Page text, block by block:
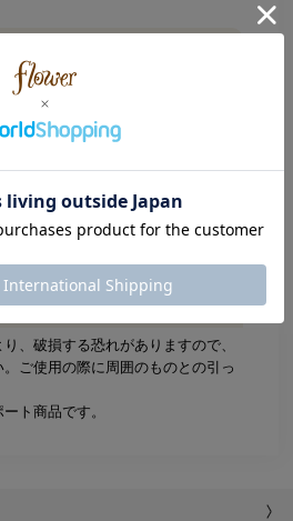
イズ調整が可能です)
、破損する恐れがありますので、
ご使用の際に周囲のものとの引っ
ト商品です。